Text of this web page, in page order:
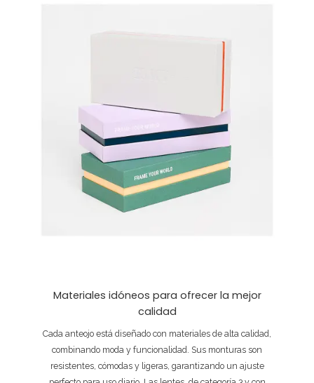
Materiales idóneos para ofrecer la mejor
calidad
Cada anteojo está diseñado con materiales de alta calidad,
combinando moda y funcionalidad. Sus monturas son
resistentes, cómodas y ligeras, garantizando un ajuste